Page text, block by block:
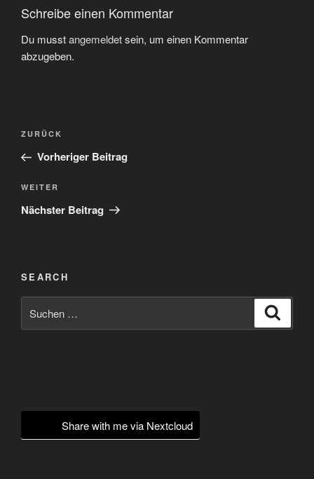
Schreibe einen Kommentar
Du musstangemeldetsein, um einen Kommentar
abzugeben.
Beitragsnavigation
Vorheriger
Beitrag
ZURÜCK
Vorheriger Beitrag
Nächster
Beitrag
WEITER
Nächster Beitrag
SEARCH
nach:
Share with me via Nextcloud